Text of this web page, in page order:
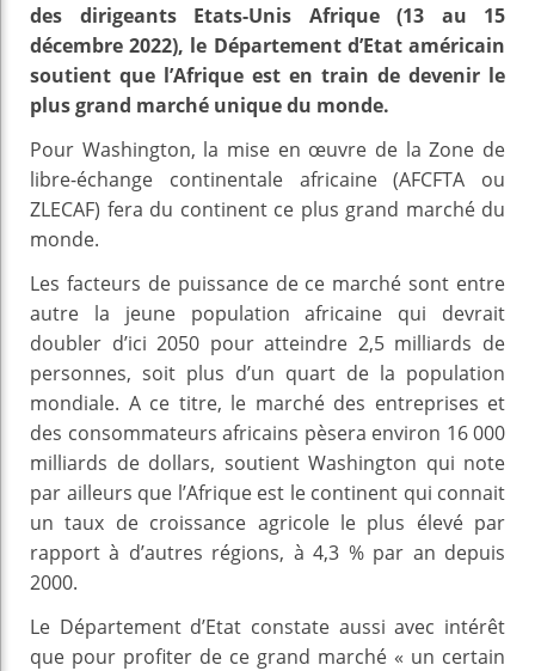
des dirigeants Etats-Unis Afrique (13 au 15
décembre 2022), le Département d’Etat américain
soutient que l’Afrique est en train de devenir le
plus grand marché unique du monde.
Pour Washington, la mise en œuvre de la Zone de
libre-échange continentale africaine (AFCFTA ou
ZLECAF) fera du continent ce plus grand marché du
monde.
Les facteurs de puissance de ce marché sont entre
autre la jeune population africaine qui devrait
doubler d’ici 2050 pour atteindre 2,5 milliards de
personnes, soit plus d’un quart de la population
mondiale. A ce titre, le marché des entreprises et
des consommateurs africains pèsera environ 16 000
milliards de dollars, soutient Washington qui note
par ailleurs que l’Afrique est le continent qui connait
un taux de croissance agricole le plus élevé par
rapport à d’autres régions, à 4,3 % par an depuis
2000.
Le Département d’Etat constate aussi avec intérêt
que pour profiter de ce grand marché « un certain